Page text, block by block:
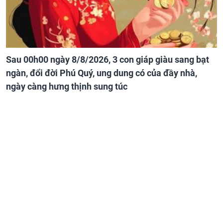
Sau 00h00 ngày 8/8/2026, 3 con giáp giàu sang bạt
ngàn, đổi đời Phú Quý, ung dung có của đầy nhà,
ngày càng hưng thịnh sung túc